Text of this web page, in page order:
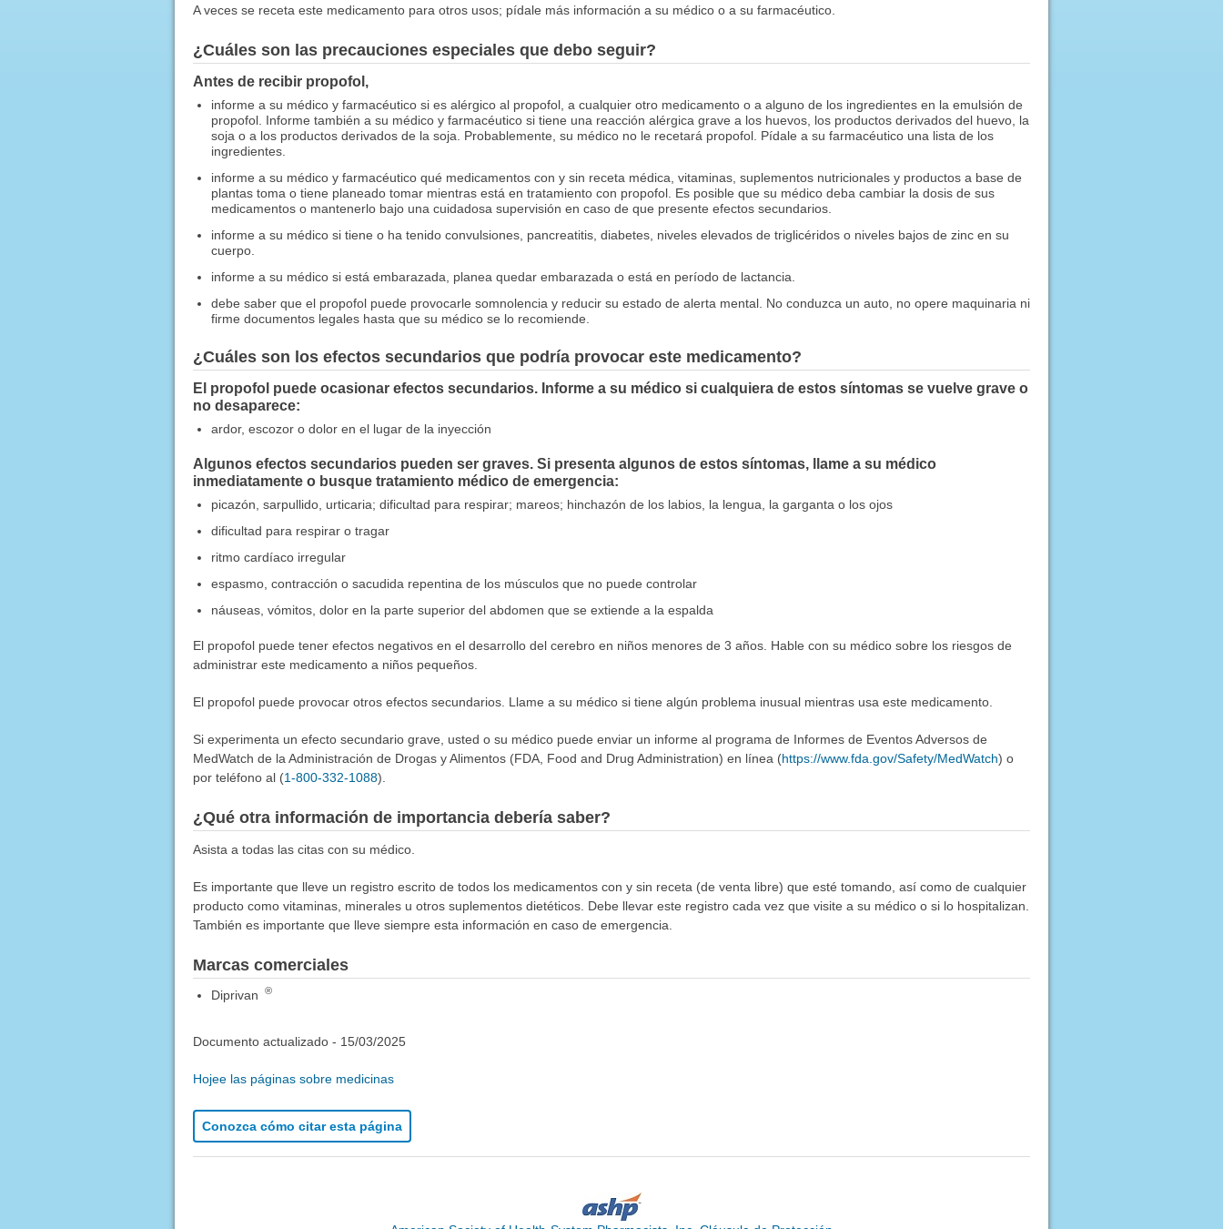
A veces se receta este medicamento para otros usos; pídale más información a su médico o a su farmacéutico.
¿Cuáles son las precauciones especiales que debo seguir?
Antes de recibir propofol,
informe a su médico y farmacéutico si es alérgico al propofol, a cualquier otro medicamento o a alguno de los ingredientes en la emulsión de
propofol. Informe también a su médico y farmacéutico si tiene una reacción alérgica grave a los huevos, los productos derivados del huevo, la
soja o a los productos derivados de la soja. Probablemente, su médico no le recetará propofol. Pídale a su farmacéutico una lista de los
ingredientes.
informe a su médico y farmacéutico qué medicamentos con y sin receta médica, vitaminas, suplementos nutricionales y productos a base de
plantas toma o tiene planeado tomar mientras está en tratamiento con propofol. Es posible que su médico deba cambiar la dosis de sus
medicamentos o mantenerlo bajo una cuidadosa supervisión en caso de que presente efectos secundarios.
informe a su médico si tiene o ha tenido convulsiones, pancreatitis, diabetes, niveles elevados de triglicéridos o niveles bajos de zinc en su
cuerpo.
informe a su médico si está embarazada, planea quedar embarazada o está en período de lactancia.
debe saber que el propofol puede provocarle somnolencia y reducir su estado de alerta mental. No conduzca un auto, no opere maquinaria ni
firme documentos legales hasta que su médico se lo recomiende.
¿Cuáles son los efectos secundarios que podría provocar este medicamento?
El propofol puede ocasionar efectos secundarios. Informe a su médico si cualquiera de estos síntomas se vuelve grave o
no desaparece:
ardor, escozor o dolor en el lugar de la inyección
Algunos efectos secundarios pueden ser graves. Si presenta algunos de estos síntomas, llame a su médico
inmediatamente o busque tratamiento médico de emergencia:
picazón, sarpullido, urticaria; dificultad para respirar; mareos; hinchazón de los labios, la lengua, la garganta o los ojos
dificultad para respirar o tragar
ritmo cardíaco irregular
espasmo, contracción o sacudida repentina de los músculos que no puede controlar
náuseas, vómitos, dolor en la parte superior del abdomen que se extiende a la espalda
El propofol puede tener efectos negativos en el desarrollo del cerebro en niños menores de 3 años. Hable con su médico sobre los riesgos de
administrar este medicamento a niños pequeños.
El propofol puede provocar otros efectos secundarios. Llame a su médico si tiene algún problema inusual mientras usa este medicamento.
Si experimenta un efecto secundario grave, usted o su médico puede enviar un informe al programa de Informes de Eventos Adversos de
MedWatch de la Administración de Drogas y Alimentos (FDA, Food and Drug Administration) en línea (https://www.fda.gov/Safety/MedWatch) o
por teléfono al (1-800-332-1088).
¿Qué otra información de importancia debería saber?
Asista a todas las citas con su médico.
Es importante que lleve un registro escrito de todos los medicamentos con y sin receta (de venta libre) que esté tomando, así como de cualquier
producto como vitaminas, minerales u otros suplementos dietéticos. Debe llevar este registro cada vez que visite a su médico o si lo hospitalizan.
También es importante que lleve siempre esta información en caso de emergencia.
Marcas comerciales
Diprivan ®
Documento actualizado - 15/03/2025
Hojee las páginas sobre medicinas
Conozca cómo citar esta página